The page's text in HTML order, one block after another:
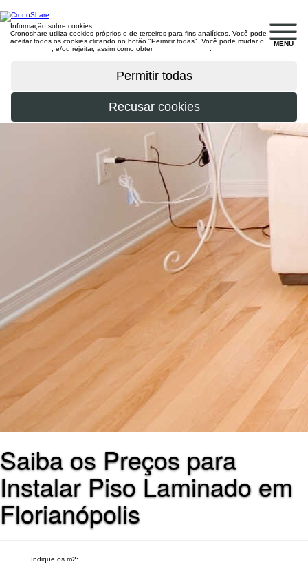
MENU
Informação sobre cookies
Cronoshare utiliza cookies próprios e de terceiros para fins analíticos. Você pode
aceitar todos os cookies clicando no botão "Permitir todas". Você pode mudar o
, e/ou rejeitar, assim como obter
Saiba os Preços para
Instalar Piso Laminado em
Florianópolis
Indique os m2: